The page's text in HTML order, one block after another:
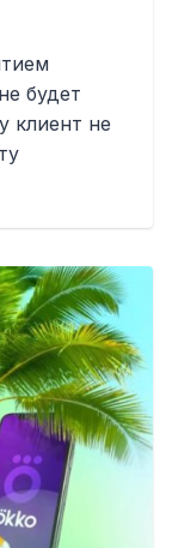
будет
клиент не